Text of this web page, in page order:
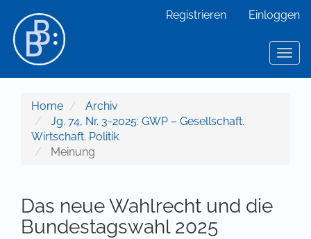
Hauptinhalt
Sidebar
Registrieren Einloggen
Home
Archiv
Jg. 74, Nr. 3-2025: GWP – Gesellschaft.
Wirtschaft. Politik
Meinung
Das neue Wahlrecht und die
Bundestagswahl 2025